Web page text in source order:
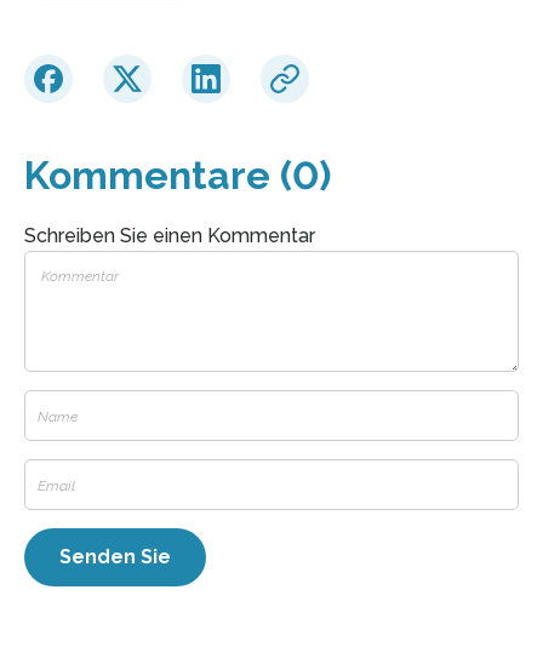
Kommentare (0)
Schreiben Sie einen Kommentar